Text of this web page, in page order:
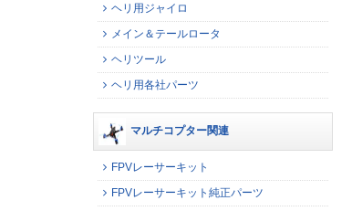
ヘリ用ジャイロ
メイン＆テールロータ
ヘリツール
ヘリ用各社パーツ
マルチコプター関連
FPVレーサーキット
FPVレーサーキット純正パーツ